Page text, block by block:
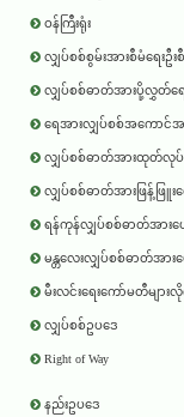
ဝန်ကြီးရုံး
လျှပ်စစ်စွမ်းအားစီမံရေးဦးစီ
လျှပ်စစ်ဓာတ်အားပို့လွှတ်ရေး
ရေအားလျှပ်စစ်အကောင်အထ
လျှပ်စစ်ဓာတ်အားထုတ်လုပ်ရ
လျှပ်စစ်ဓာတ်အားဖြန့်ဖြူးရ
ရန်ကုန်လျှပ်စစ်ဓာတ်အားပေ
မန္တလေးလျှပ်စစ်ဓာတ်အားပ
မီးလင်းရေးကော်မတီမျာ
လျှပ်စစ်ဥပဒေ
Right of Way
နည်းဥပဒေ